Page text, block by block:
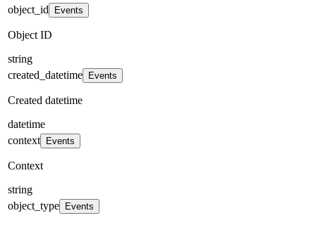
object_id
Events
Object ID
string
created_datetime
Events
Created datetime
datetime
context
Events
Context
string
object_type
Events